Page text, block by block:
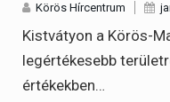
Körös Hírcentrum
Kistvátyon a Körös-
legértékesebb
értékekben…